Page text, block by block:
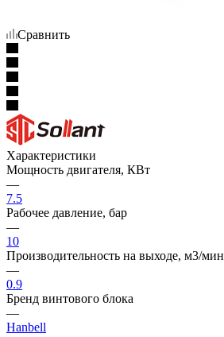
Сравнить
Характеристики
Мощность двигателя, КВт
—
7.5
Рабочее давление, бар
—
10
Производительность на выходе, м3/мин
—
0.9
Бренд винтового блока
—
Hanbell